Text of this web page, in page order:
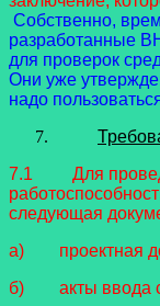
Собственно,
разработанные
для проверок
Они уже
надо
7.1 Для
следующая
а) проектная
б) акты ввода